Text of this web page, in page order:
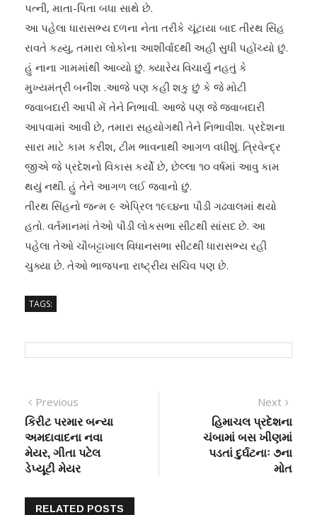
પત્ની, માતા-પિતા બધા સાથે છે.
આ પહેલા ધારાસભ્ય દળના નેતા તરીકે ચૂંટાયા બાદ તીરથ સિંહ
રાવતે કહ્યુ, તમારા લોકોના આશીર્વાદથી અહીં સુધી પહોંચ્યો છું.
હું નાના ગામમાંથી આવ્યો છું. ક્યારેય વિચાર્યુ નહતું કે
મુખ્યમંત્રી બનીશ .આજે પણ કહી શકુ છું કે જે મોટી
જવાબદારી આપી મેં તેને નિભાવી. આજે પણ જે જવાબદારી
આપવામાં આવી છે, તમારા સહયોગથી તેને નિભાવીશ. પ્રદેશના
સારા માટે કામ કરીશ, ટીમ ભાવનાથી આગળ વધીશું. ત્રિવેન્દ્ર
જીએ જે પ્રદેશનો વિકાસ કર્યો છે, છેલ્લા ૧૦ વર્ષમાં આવુ કામ
થયું નથી. હું તેને આગળ લઈ જવાનો છું.
તીરથ સિંહનો જન્મ ૯ એપ્રિલ ૧૯૬૪ના પૌડી ગઢવાલમાં થયો
હતો. વર્તમાનમાં તેઓ પૌડી લોકસભા સીટથી સાંસદ છે. આ
પહેલા તેઓ ચૌબટ્ટાખાલ વિધાનસભા સીટથી ધારાસભ્ય રહી
ચુક્યા છે. તેઓ ભાજપના રાષ્ટ્રીય સચિવ પણ છે.
TAGS:
Post
navigation
Previous
post:
કિરીટ પરમાર બન્યા
અમદાવાદના નવા
મેયર, ગીતા પટેલ
ડેપ્યૂટી મેયર
Next
post:
હિમાચલ પ્રદેશના
ચંબામાં બસ ખીણમાં
પડતાં દુર્ઘટનાઃ ૭ના
મોત
RELATED POSTS